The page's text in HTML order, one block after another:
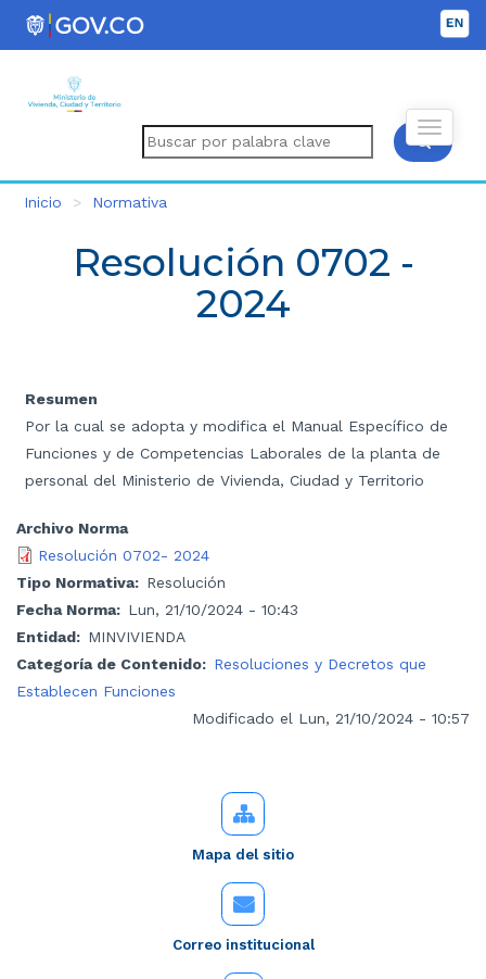
Inicio Normativa
Resolución 0702 -
2024
Resumen
Por la cual se adopta y modifica el Manual Específico de
Funciones y de Competencias Laborales de la planta de
personal del Ministerio de Vivienda, Ciudad y Territorio
Archivo Norma
Resolución 0702- 2024
Tipo Normativa
Resolución
Fecha Norma
Lun, 21/10/2024 - 10:43
Entidad
MINVIVIENDA
Categoría de Contenido
Resoluciones y Decretos que
Establecen Funciones
Modificado el Lun, 21/10/2024 - 10:57
Mapa del sitio
Correo institucional